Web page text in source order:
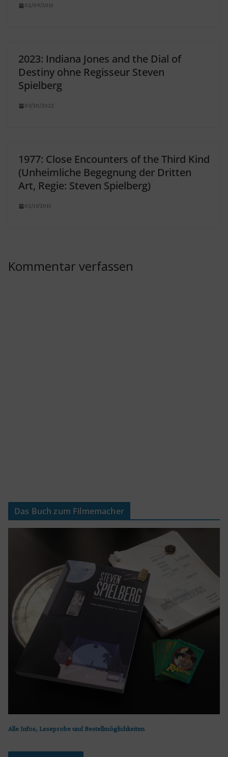
02/09/2015
2023: Indiana Jones and the Dial of
Destiny ohne Regisseur Steven
Spielberg
03/20/2022
1977: Close Encounters of the Third Kind
(Unheimliche Begegnung der Dritten
Art, Regie: Steven Spielberg)
02/13/2015
Kommentar verfassen
Das Buch zum Filmemacher
Alle Infos, Leseprobe und Bestellmöglichkeiten